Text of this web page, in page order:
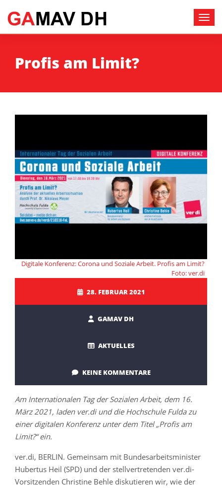
Profis am Limit?
Digitale Konferenz: Corona und Soziale Arbeit. Profis am Limit?
Foto: ver.di
28. FEBRUAR 2021
GAMAV DH
AKTUELLES
KEINE KOMMENTARE
Am Internationalen Tag der Sozialen Arbeit, dem 16.
März 2021, laden ver.di und die Hochschule Fulda zu
einer digitalen Konferenz unter dem Titel „Profis am
Limit?“ ein.
ver.di, BERLIN. Gemeinsam mit Bundesarbeitsminister
Hubertus Heil (SPD) und der stellvertretenden ver.di-
Vorsitzenden Christine Behle diskutieren wir, wie der